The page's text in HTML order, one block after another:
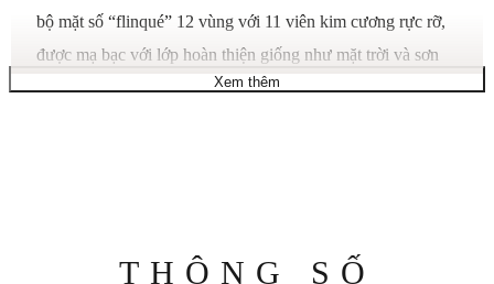
bộ mặt số “flinqué” 12 vùng với 11 viên kim cương rực rỡ,
được mạ bạc với lớp hoàn thiện giống như mặt trời và sơn
mài, 1 chữ số La Mã, kim đồng hồ bằng thép xanh hình
Xem thêm
THÔNG SỐ